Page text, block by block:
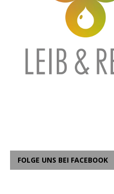
FOLGE UNS BEI FACEBOOK